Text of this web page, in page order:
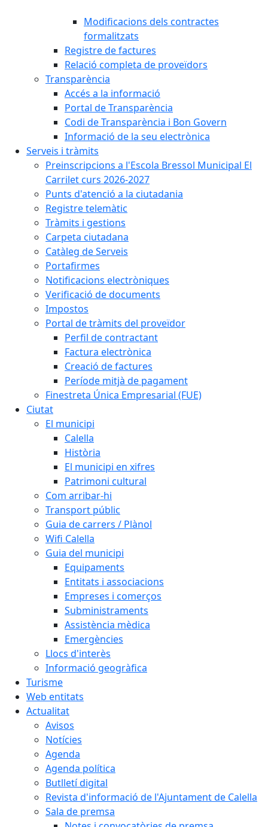
Modificacions dels contractes
formalitzats
Registre de factures
Relació completa de proveïdors
Transparència
Accés a la informació
Portal de Transparència
Codi de Transparència i Bon Govern
Informació de la seu electrònica
Serveis i tràmits
Preinscripcions a l'Escola Bressol Municipal El
Carrilet curs 2026-2027
Punts d'atenció a la ciutadania
Registre telemàtic
Tràmits i gestions
Carpeta ciutadana
Catàleg de Serveis
Portafirmes
Notificacions electròniques
Verificació de documents
Impostos
Portal de tràmits del proveïdor
Perfil de contractant
Factura electrònica
Creació de factures
Període mitjà de pagament
Finestreta Única Empresarial (FUE)
Ciutat
El municipi
Calella
Història
El municipi en xifres
Patrimoni cultural
Com arribar-hi
Transport públic
Guia de carrers / Plànol
Wifi Calella
Guia del municipi
Equipaments
Entitats i associacions
Empreses i comerços
Subministraments
Assistència mèdica
Emergències
Llocs d'interès
Informació geogràfica
Turisme
Web entitats
Actualitat
Avisos
Notícies
Agenda
Agenda política
Butlletí digital
Revista d'informació de l'Ajuntament de Calella
Sala de premsa